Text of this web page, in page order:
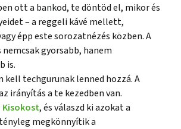
ott a bankod, te döntöd el, mikor és
– a reggeli kávé mellett,
épp este sorozatnézés közben. A
gyorsabb, hanem
is.
kell techgurunak lenned hozzá. A
irányítás a te kezedben van.
Kisokost, és válaszd ki azokat a
megkönnyítik a